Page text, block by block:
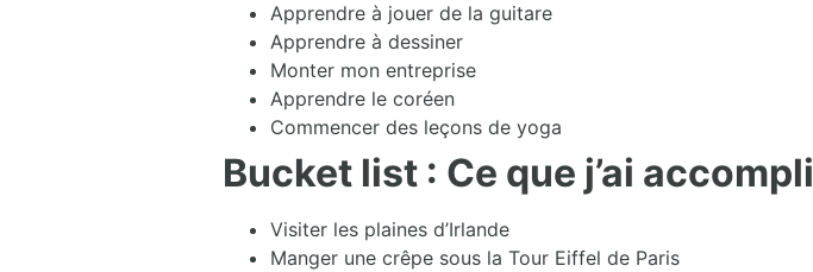
Apprendre à jouer de la guitare
Apprendre à dessiner
Monter mon entreprise
Apprendre le coréen
Commencer des leçons de yoga
Bucket list : Ce que j’ai accompli
Visiter les plaines d’Irlande
Manger une crêpe sous la Tour Eiffel de Paris